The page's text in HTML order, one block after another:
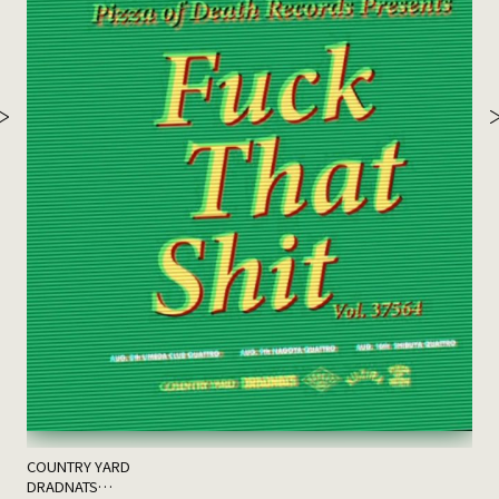
COUNTRY YARD
DRADNATS